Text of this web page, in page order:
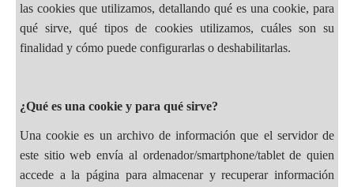
las cookies que utilizamos, detallando qué es una cookie, para
qué sirve, qué tipos de cookies utilizamos, cuáles son su
finalidad y cómo puede configurarlas o deshabilitarlas.
¿Qué es una cookie y para qué sirve?
Una cookie es un archivo de información que el servidor de
este sitio web envía al ordenador/smartphone/tablet de quien
accede a la página para almacenar y recuperar información